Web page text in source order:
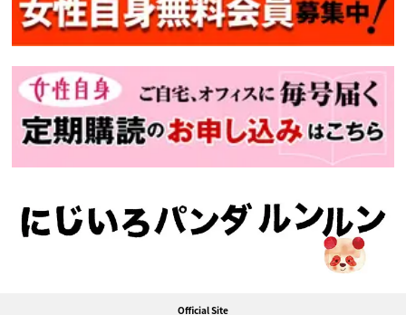
Official Site